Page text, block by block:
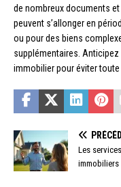
de nombreux documents
peuvent s’allonger en
ou pour des biens
supplémentaires.
immobilier pour éviter
Les
immobiliers